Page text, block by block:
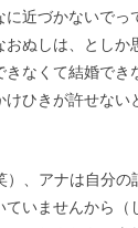
に近づかないでっ
おぬしは、としか
なくて結婚でき
ひきが許せない
）、アナは自分の
ていませんから（